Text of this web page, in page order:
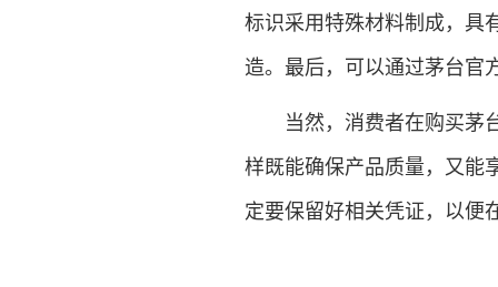
标识采用特殊材料制成，具
造。最后，可以通过茅台官
当然，消费者在购买茅台
样既能确保产品质量，又能
定要保留好相关凭证，以便